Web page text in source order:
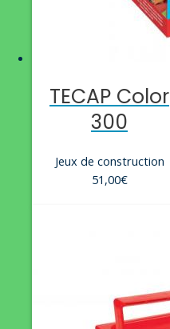
TECAP Color
300
Jeux de construction
51,00€